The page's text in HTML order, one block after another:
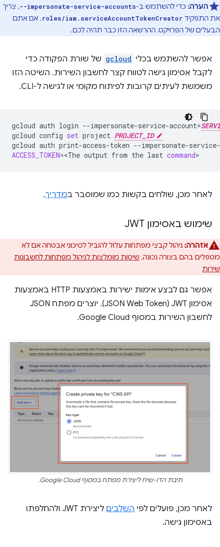
הערה: כדי להשתמש ב---impersonate-service-accounts, צריך
את התפקיד roles/iam.serviceAccountTokenCreator. אם אתם
הבעלים של הפרויקט, ההרשאה הזו כבר תהיה לכם.
אפשר להשתמש בכלי gcloud של שורת הפקודה כדי
לקבל אסימון גישה לטווח קצר לחשבון השירות. השיטה הזו
משמשת לעיתים קרובות לפיתוח מקומי או לגישה ל-CLI.
gcloud auth login --impersonate-service-account=
gcloud config set project PROJECT_ID
gcloud auth print-access-token --impersonate-
ACCESS_TOKEN=<The output from the last command
לאחר מכן, שולחים בקשות כמו שמוסבר במדריך.
שימוש באסימון JWT
אזהרה: ניהול קבצי מפתחות עלול להוביל לסיכוני אבטחה אם לא
מטפלים בהם בצורה נכונה. שיטות מומלצות לניהול מפתחות לחשבונות
שירות
אפשר גם לבצע אימות ישירות באמצעות HTTP באמצעות
אסימון JWT‏ (JSON Web Token). יוצרים מפתח JSON
לחשבון השירות במסוף Google Cloud.
תיבת הדו-שיח ליצירת מפתח במסוף Google Cloud.
לאחר מכן, פועלים לפי השלבים
ליצירת JWT ולהחלפתו
באסימון גישה.